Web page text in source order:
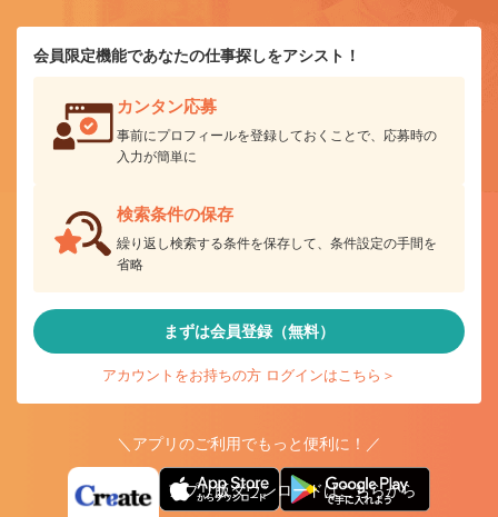
会員限定機能であなたの仕事探しをアシスト！
カンタン応募
事前にプロフィールを登録しておくことで、応募時の
入力が簡単に
検索条件の保存
繰り返し検索する条件を保存して、条件設定の手間を
省略
まずは会員登録（無料）
アカウントをお持ちの方 ログインはこちら＞
＼アプリのご利用でもっと便利に！／
アプリ版ダウンロードはこちらから